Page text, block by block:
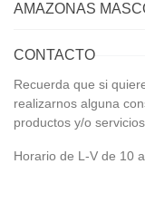
AMAZONAS
CONTACTO
Recuerda que si
realizarnos alguna
productos y/o servicios.
Horario de L-V de 10